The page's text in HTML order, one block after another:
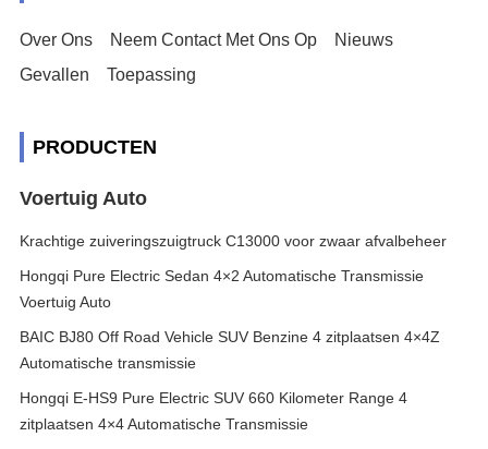
Over Ons Neem Contact Met Ons Op
Nieuws
Gevallen
Toepassing
PRODUCTEN
Voertuig Auto
Krachtige zuiveringszuigtruck C13000 voor zwaar afvalbeheer
Hongqi Pure Electric Sedan 4×2 Automatische Transmissie
Voertuig Auto
BAIC BJ80 Off Road Vehicle SUV Benzine 4 zitplaatsen 4×4Z
Automatische transmissie
Hongqi E-HS9 Pure Electric SUV 660 Kilometer Range 4
zitplaatsen 4×4 Automatische Transmissie